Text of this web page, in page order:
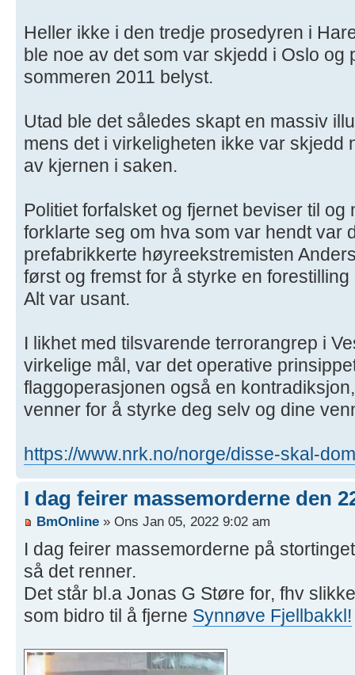
Heller ikke i den tredje prosedyren i
ble noe av det som var skjedd i Oslo og
sommeren 2011 belyst.
Utad ble det således skapt en massiv
mens det i virkeligheten ikke var skjedd
av kjernen i saken.
Politiet forfalsket og fjernet beviser til og
forklarte seg om hva som var hendt var
prefabrikkerte høyreekstremisten
først og fremst for å styrke en
Alt var usant.
I likhet med tilsvarende terrorangrep i
virkelige mål, var det operative
flaggoperasjonen også en
venner for å styrke deg selv og dine
https://www.nrk.no/norge/disse-skal-
I dag feirer massemorderne den
BmOnline » Ons Jan 05, 2022 9:02 am
I dag feirer massemorderne på
så det renner.
Det står bl.a Jonas G Støre for, fhv
som bidro til å fjerne Synnøve Fjellbakkl!